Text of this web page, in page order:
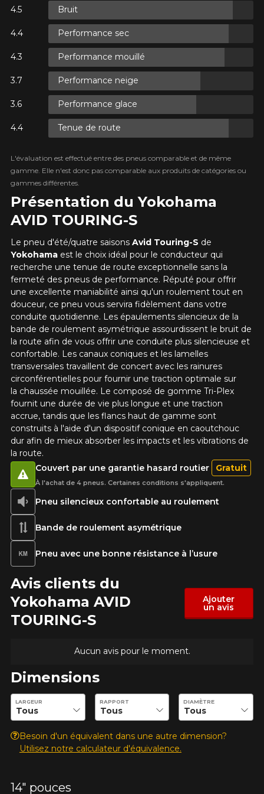
Présentation du Yokohama
AVID TOURING-S
Le pneu d'été/quatre saisons Avid Touring-S de
Yokohamaest le choix idéal pour le conducteur qui
recherche une tenue de route exceptionnelle sans la
fermeté des pneus de performance. Réputé pour offrir
une excellente maniabilité ainsi qu'un roulement tout en
douceur, ce pneu vous servira fidèlement dans votre
conduite quotidienne. Les épaulements silencieux de la
bande de roulement asymétrique assourdissent le bruit de
la route afin de vous offrir une conduite plus silencieuse et
confortable. Les canaux coniques et les lamelles
transversales travaillent de concert avec les rainures
circonférentielles pour fournir une traction optimale sur
la chaussée mouillée. Le composé de gomme Tri-Plex
fournit une durée de vie plus longue et une traction
accrue, tandis que les flancs haut de gamme sont
construits à l'aide d'un dispositif conique en caoutchouc
dur afin de mieux absorber les impacts et les vibrations de
la route.
Bruit
Performance sec
Performance mouillé
Performance neige
Performance glace
Tenue de route
L'évaluation est effectué entre des pneus comparable et de même
gamme. Elle n'est donc pas comparable aux produits de catégories ou
gammes différentes.
Pneu silencieux confortable au roulement
Bande de roulement asymétrique
Pneu avec une bonne résistance à l’usure
Couvert par une garantie hasard routier Gratuit
À l'achat de 4 pneus. Certaines conditions s'appliquent.
Avis clients du
Yokohama AVID
TOURING-S
Ajouter
un avis
Aucun avis pour le moment.
Dimensions
Entrez les dimensions souhaitées pour vérifier la disponibilité
LARGEUR RAPPORT DIAMÈTRE
Besoin d'un équivalent dans une autre dimension?
Utilisez notre calculateur d'équivalence.
14" pouces
AJOUTER UN AVIS
Votre avis concernant le
AVID TOURING-S
Nom
Courriel
Votre véhicule
Année
Marque
Modèle
Option
Style de conduite
Malheureusement, aucun résultat ne